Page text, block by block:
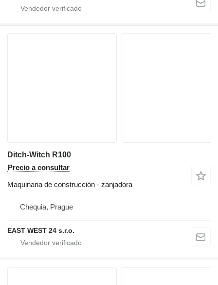
Ditch-Witch R100
Precio a consultar
Maquinaria de construcción - zanjadora
Chequia, Prague
EAST WEST 24 s.r.o.